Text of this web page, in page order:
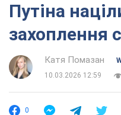
Путіна
захоплення
Катя Помазан
10.03.2026 12:59
0